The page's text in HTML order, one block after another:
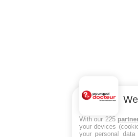
With our 225
your devices
your personal